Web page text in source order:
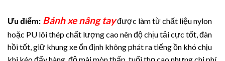
Ưu điểm: Bánh xe nâng tayđược làm từ chất liệu nylon
hoặc PU lõi thép chất lượng cao nên độ chịu tải cực tốt, đàn
hồi tốt, giữ khung xe ổn định không phát ra tiếng ồn khó chịu